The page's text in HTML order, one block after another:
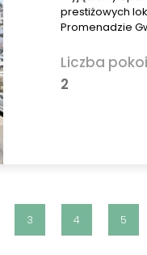
prestiżowych
Promenadzie
Liczba pokoi
2
3 4 5